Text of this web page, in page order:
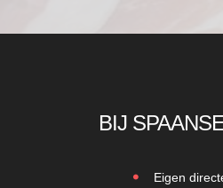
BIJ
Eigen